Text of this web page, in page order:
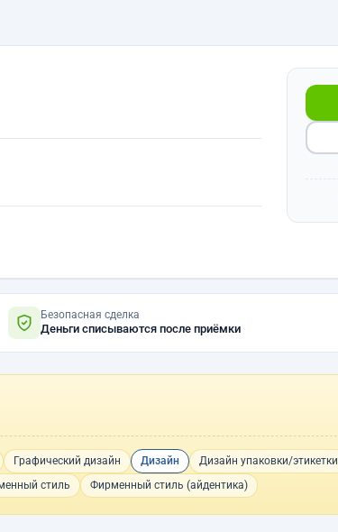
Безопасная сделка
Деньги списываются после приёмки
Графический дизайн Дизайн Дизайн упаковки/этикетки
стиль Фирменный стиль (айдентика)